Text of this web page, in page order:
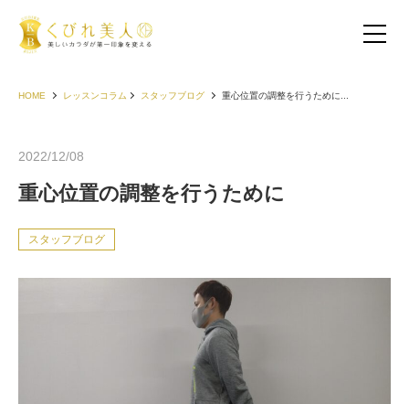
お客様の声（30代以下）
お客様の声（40代）
お客様の声（50代以上）
HOME レッスンコラム スタッフブログ 重心位置の調整を行うために...
2022/12/08
重心位置の調整を行うために
スタッフブログ